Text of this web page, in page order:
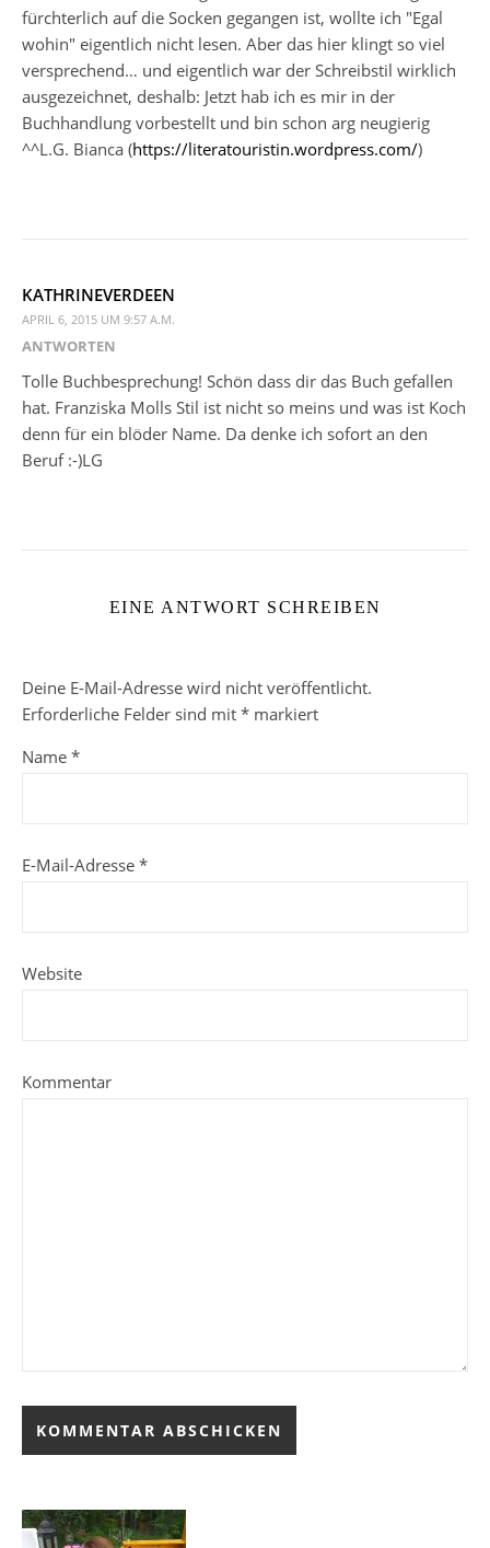
fürchterlich auf die Socken gegangen ist, wollte ich "Egal
wohin" eigentlich nicht lesen. Aber das hier klingt so viel
versprechend… und eigentlich war der Schreibstil wirklich
ausgezeichnet, deshalb: Jetzt hab ich es mir in der
Buchhandlung vorbestellt und bin schon arg neugierig
^^L.G. Bianca (https://literatouristin.wordpress.com/)
KATHRINEVERDEEN
APRIL 6, 2015 UM 9:57 A.M.
ANTWORTEN
Tolle Buchbesprechung! Schön dass dir das Buch gefallen
hat. Franziska Molls Stil ist nicht so meins und was ist Koch
denn für ein blöder Name. Da denke ich sofort an den
Beruf :-)LG
EINE ANTWORT SCHREIBEN
Deine E-Mail-Adresse wird nicht veröffentlicht.
Erforderliche Felder sind mit * markiert
Name *
E-Mail-Adresse *
Website
Kommentar